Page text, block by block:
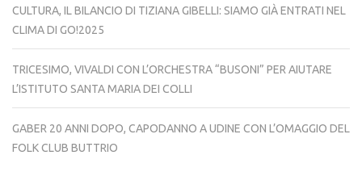
CULTURA, IL BILANCIO DI TIZIANA GIBELLI: SIAMO GIÀ ENTRATI NEL
CLIMA DI GO!2025
TRICESIMO, VIVALDI CON L’ORCHESTRA “BUSONI” PER AIUTARE
L’ISTITUTO SANTA MARIA DEI COLLI
GABER 20 ANNI DOPO, CAPODANNO A UDINE CON L’OMAGGIO DEL
FOLK CLUB BUTTRIO